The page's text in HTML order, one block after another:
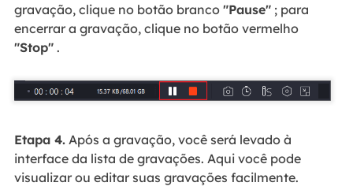
gravação, clique no botão branco "Pause"; para
encerrar a gravação, clique no botão vermelho
"Stop".
Etapa 4.Após a gravação, você será levado à
interface da lista de gravações. Aqui você pode
visualizar ou editar suas gravações facilmente.